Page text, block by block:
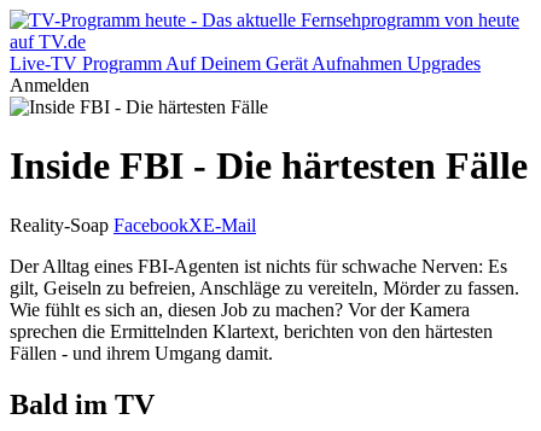
Live-TV Programm Auf Deinem Gerät Aufnahmen Upgrades
Anmelden
Inside FBI - Die härtesten Fälle
Reality-Soap FacebookXE-Mail
Der Alltag eines FBI-Agenten ist nichts für schwache Nerven: Es
gilt, Geiseln zu befreien, Anschläge zu vereiteln, Mörder zu fassen.
Wie fühlt es sich an, diesen Job zu machen? Vor der Kamera
sprechen die Ermittelnden Klartext, berichten von den härtesten
Fällen - und ihrem Umgang damit.
Bald im TV